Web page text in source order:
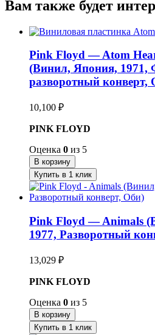
Вам также будет
Pink Floyd — Atom
(Винил, Япония, 1971,
разворотный конверт,
10,100 ₽
PINK FLOYD
Оценка 0 из 5
В корзину
Купить в 1 клик
Pink Floyd — Animals
1977, Разворотный
13,029 ₽
PINK FLOYD
Оценка 0 из 5
В корзину
Купить в 1 клик